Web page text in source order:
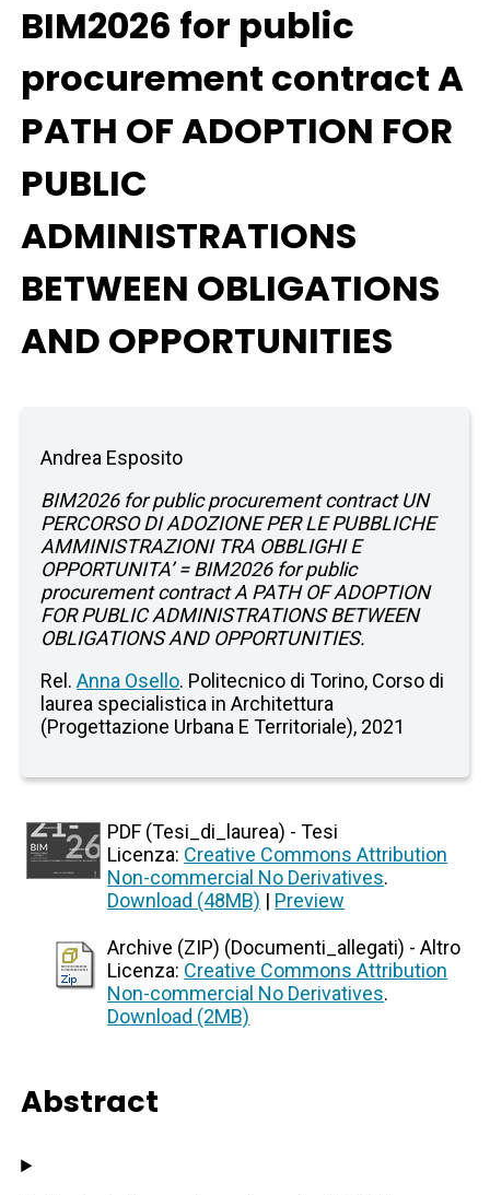
BIM2026 for public
procurement contract A
PATH OF ADOPTION FOR
PUBLIC
ADMINISTRATIONS
BETWEEN OBLIGATIONS
AND OPPORTUNITIES
Andrea Esposito
BIM2026 for public procurement contract UN
PERCORSO DI ADOZIONE PER LE PUBBLICHE
AMMINISTRAZIONI TRA OBBLIGHI E
OPPORTUNITA’ = BIM2026 for public
procurement contract A PATH OF ADOPTION
FOR PUBLIC ADMINISTRATIONS BETWEEN
OBLIGATIONS AND OPPORTUNITIES.
Rel.Anna Osello. Politecnico di Torino, Corso di
laurea specialistica in Architettura
(Progettazione Urbana E Territoriale), 2021
PDF (Tesi_di_laurea) - Tesi
Licenza: Creative Commons Attribution
Non-commercial No Derivatives.
Download (48MB) | Preview
Archive (ZIP) (Documenti_allegati) - Altro
Licenza: Creative Commons Attribution
Non-commercial No Derivatives.
Download (2MB)
Abstract